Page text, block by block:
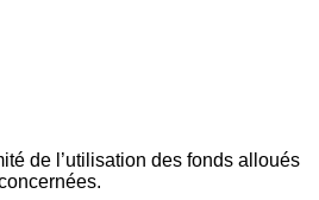
de l’utilisation des fonds alloués